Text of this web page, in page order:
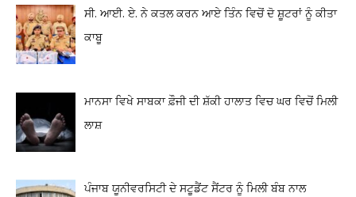
ਸੀ. ਆਈ. ਏ. ਨੇ ਕਤਲ ਕਰਨ ਆਏ ਤਿੰਨ ਵਿਚੋਂ ਦੋ ਸ਼ੂਟਰਾਂ ਨੂੰ ਕੀਤਾ
ਕਾਬੂ
ਮਾਨਸਾ ਵਿਖੇ ਸਾਬਕਾ ਫ਼ੌਜੀ ਦੀ ਸ਼ੱਕੀ ਹਾਲਾਤ ਵਿਚ ਘਰ ਵਿਚੋਂ ਮਿਲੀ
ਲਾਸ਼
ਪੰਜਾਬ ਯੂਨੀਵਰਸਿਟੀ ਦੇ ਸਟੂਡੈਂਟ ਸੈਂਟਰ ਨੂੰ ਮਿਲੀ ਬੰਬ ਨਾਲ